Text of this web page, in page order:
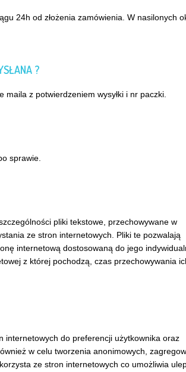
24h od złożenia zamówienia. W nasilonych
?
z potwierdzeniem wysyłki i nr paczki.
sprawie.
pliki tekstowe, przechowywane w
ze stron internetowych. Pliki te pozwalają
internetową dostosowaną do jego
z której pochodzą, czas przechowywania
internetowych do preferencji użytkownika oraz
w celu tworzenia anonimowych,
ze stron internetowych co umożliwia